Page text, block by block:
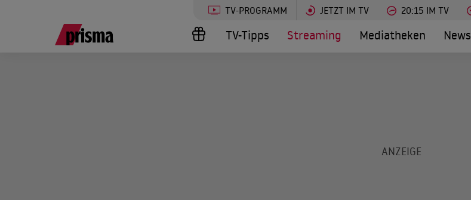
TV-PROGRAMM JETZT IM TV 20:15 IM TV
TV-Tipps Streaming Mediatheken News